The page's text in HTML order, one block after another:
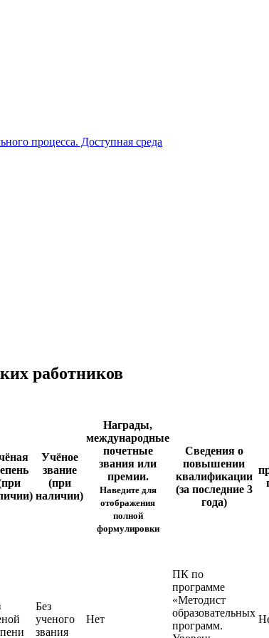
процесса. Доступная среда
работников
Учёное
звание
(при
наличии)
Награды,
международные
почетные
звания или
премии.
Наведите для
отображения
полной
формулировки
Сведения о
повышении
квалификации
(за последние 3
года)
Без
ученого
звания
Нет
ПК по
программе
«Методист
образовательных
программ.